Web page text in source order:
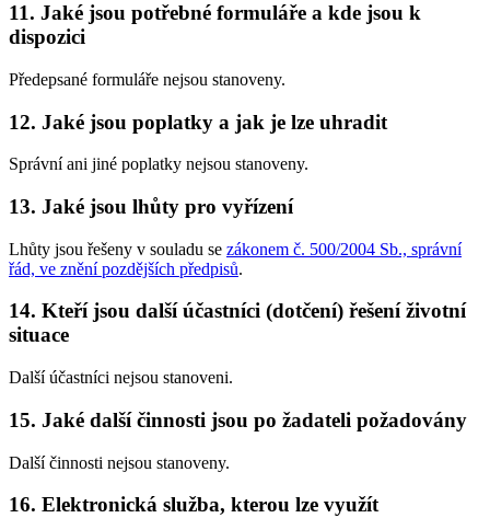
11. Jaké jsou potřebné formuláře a kde jsou k
dispozici
Předepsané formuláře nejsou stanoveny.
12. Jaké jsou poplatky a jak je lze uhradit
Správní ani jiné poplatky nejsou stanoveny.
13. Jaké jsou lhůty pro vyřízení
Lhůty jsou řešeny v souladu se zákonem č. 500/2004 Sb., správní
řád, ve znění pozdějších předpisů.
14. Kteří jsou další účastníci (dotčení) řešení životní
situace
Další účastníci nejsou stanoveni.
15. Jaké další činnosti jsou po žadateli požadovány
Další činnosti nejsou stanoveny.
16. Elektronická služba, kterou lze využít